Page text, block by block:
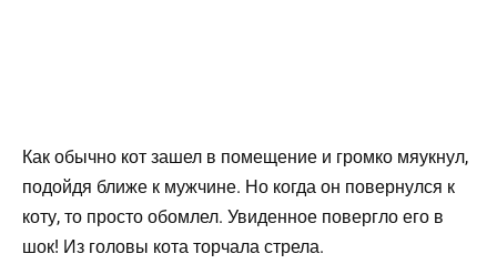
Как обычно кот зашел в помещение и громко мяукнул,
подойдя ближе к мужчине. Но когда он повернулся к
коту, то просто обомлел. Увиденное повергло его в
шок! Из головы кота торчала стрела.